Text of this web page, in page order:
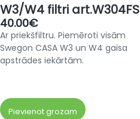
W3/W4 filtri art.W304FS
40.00€
Ar priekšfiltru. Piemēroti visām
Swegon CASA W3 un W4 gaisa
apstrādes iekārtām.
Pievienot grozam